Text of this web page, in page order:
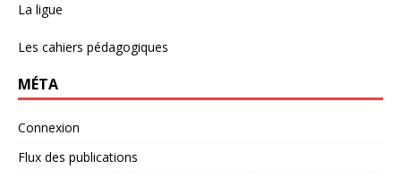
La ligue
Les cahiers pédagogiques
MÉTA
Connexion
Flux des publications